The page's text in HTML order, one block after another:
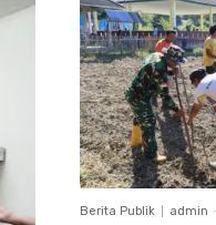
Berita Publik admin -